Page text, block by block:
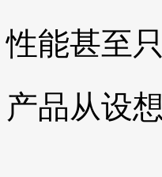
性能甚至
产品从设